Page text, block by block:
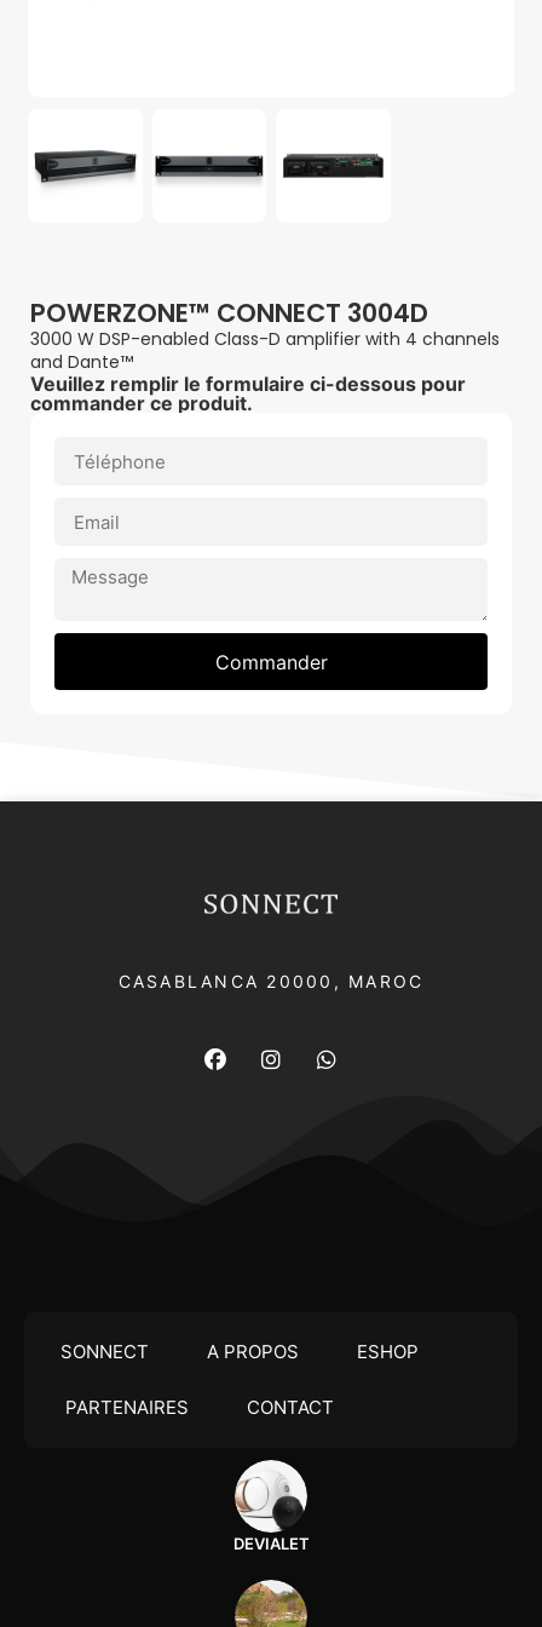
POWERZONE™ CONNECT 3004D
3000 W DSP-enabled Class-D amplifier with 4 channels
and Dante™
Veuillez remplir le formulaire ci-dessous pour
commander ce produit.
Commander
CASABLANCA 20000​, MAROC
SONNECT A PROPOS ESHOP
PARTENAIRES CONTACT
DEVIALET